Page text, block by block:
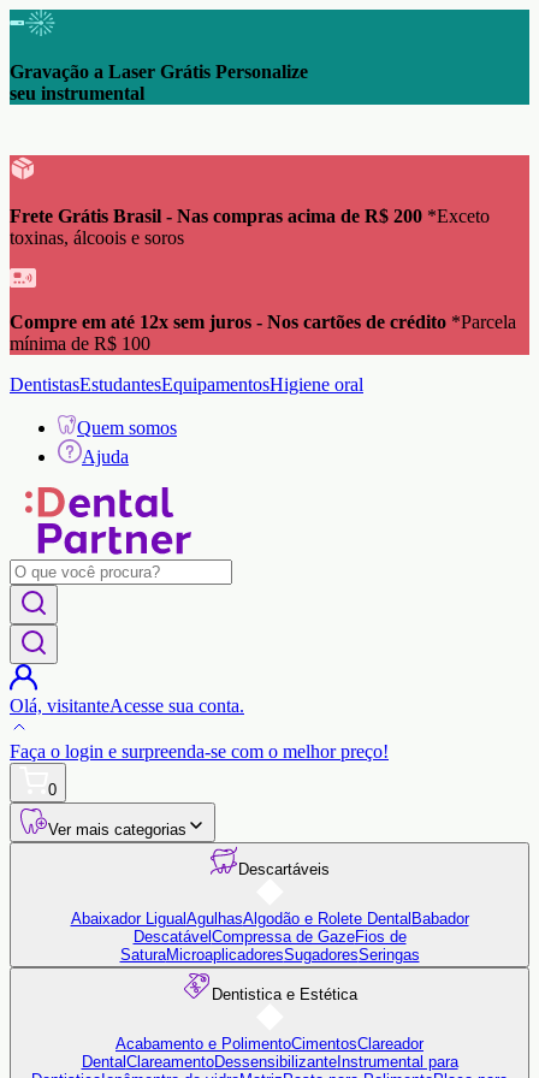
Gravação a Laser Grátis Personalize
seu instrumental
Frete Grátis Brasil - Nas compras acima de R$ 200 *Exceto
toxinas, álcoois e soros
Compre em até 12x sem juros - Nos cartões de crédito *Parcela
mínima de R$ 100
DentistasEstudantesEquipamentosHigiene oral
Quem somos
Ajuda
Olá, visitanteAcesse sua conta.
Faça o login e surpreenda-se com o melhor preço!
0
Ver mais categorias
Descartáveis
Abaixador Ligual AgulhasAlgodão e Rolete Dental Babador
Descatável Compressa de GazeFios de
SaturaMicroaplicadoresSugadoresSeringas
Dentistica e Estética
Acabamento e PolimentoCimentosClareador
Dental ClareamentoDessensibilizanteInstrumental para